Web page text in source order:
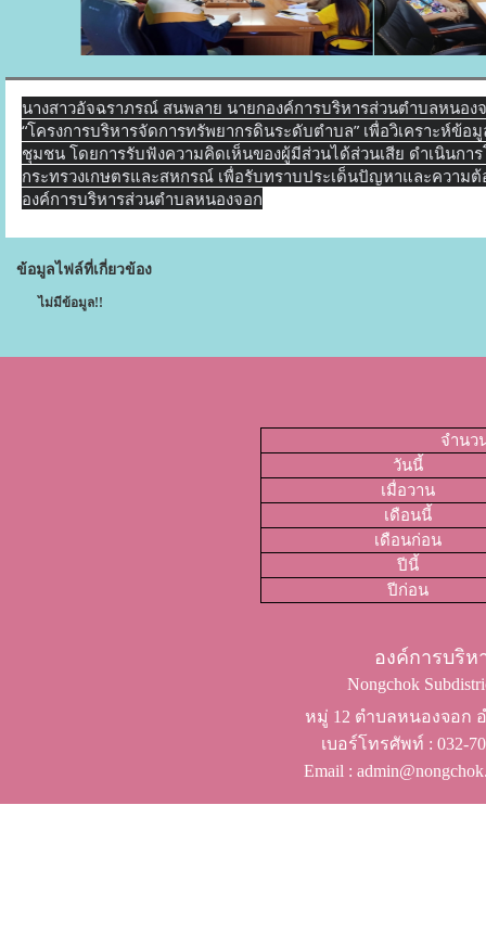
นางสาวอัจฉราภรณ์ สนพลาย นายกองค์การบริหารส่วนตำบลหนอ
“โครงการบริหารจัดการทรัพยากรดินระดับตำบล” เพื่อวิเคราะห์
ชุมชน โดยการรับฟังความคิดเห็นของผู้มีส่วนได้ส่วนเสีย ดำเนิน
กระทรวงเกษตรและสหกรณ์ เพื่อรับทราบประเด็นปัญหาและความ
องค์การบริหารส่วนตำบลหนองจอก
ข้อมูลไฟล์ที่เกี่ยวข้อง
ไม่มีข้อมูล!!
จำนว
วันนี้
เมื่อวาน
เดือนนี้
เดือนก่อน
ปีนี้
ปีก่อน
องค์การบริ
Nongchok
หมู่ 12 ตำบลหนองจอก
เบอร์โทรศัพท์ ​: 032-
Email :